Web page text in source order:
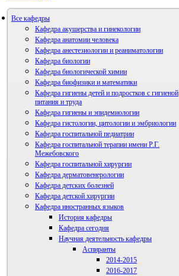
Все кафедры
Кафедра акушерства и гинекологии
Кафедра анатомии человека
Кафедра анестезиологии и реаниматологии
Кафедра биологии
Кафедра биологической химии
Кафедра биофизики и математики
Кафедра гигиены детей и подростков с гигиеной
питания и труда
Кафедра гигиены и эпидемиологии
Кафедра гистологии, цитологии и эмбриологии
Кафедра госпитальной педиатрии
Кафедра госпитальной терапии имени Р.Г.
Межебовского
Кафедра госпитальной хирургии
Кафедра дерматовенерологии
Кафедра детских болезней
Кафедра детской хирургии
Кафедра иностранных языков
История кафедры
Кафедра сегодня
Научная деятельность кафедры
Аспиранты
2014-2015
2016-2017